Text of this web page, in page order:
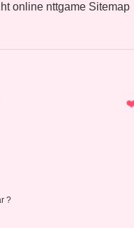
online nttgame Sitemap
?